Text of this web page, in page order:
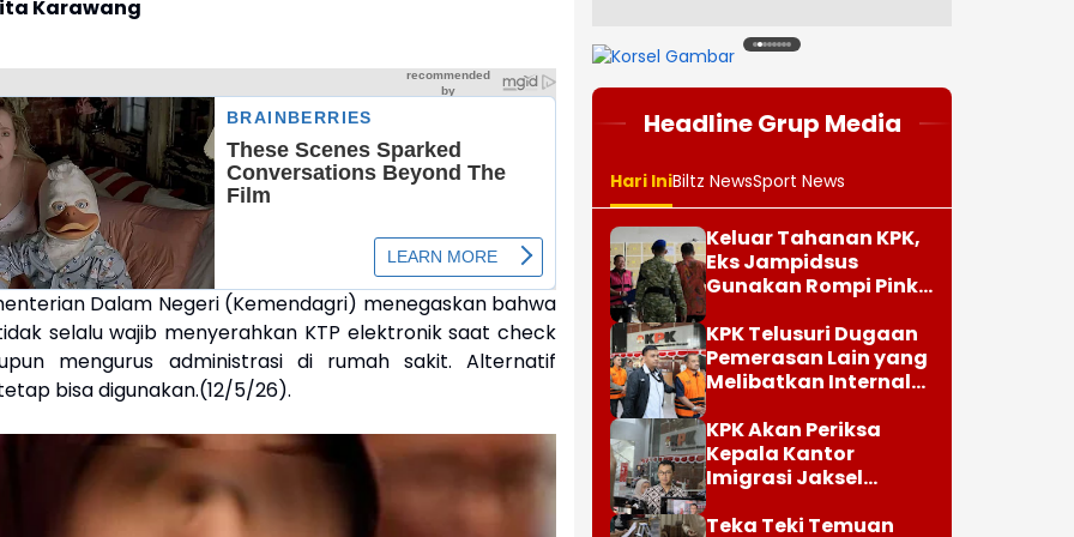
Karawang
Dalam Negeri (Kemendagri) menegaskan bahwa
selalu wajib menyerahkan KTP elektronik saat check
mengurus administrasi di rumah sakit. Alternatif
bisa digunakan.(12/5/26).
12345678
Headline Grup Media
Hari IniBiltz NewsSport News
Keluar Tahanan KPK,
Eks Jampidsus
Gunakan Rompi Pink
KPK Telusuri Dugaan
Pemerasan Lain yang
Melibatkan Internal
KPK Akan Periksa
Kepala Kantor
Imigrasi Jaksel
Teka Teki Temuan